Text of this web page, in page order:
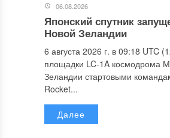
06.08.2026
Японский спутник
Новой Зеландии
6 августа 2026 г. в 09:18 UTC
площадки LC-1A космодрома
Зеландии стартовыми
Rocket...
Далее